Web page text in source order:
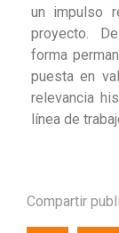
un impulso
proyecto.
forma
puesta en
relevancia
línea de
Compartir